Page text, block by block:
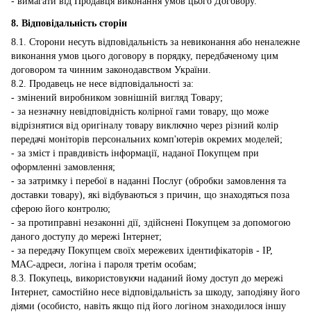
8. Відповідальність сторін
8.1. Сторони несуть відповідальність за невиконання або неналежне
виконання умов цього договору в порядку, передбаченому цим
договором та чинним законодавством України.
8.2. Продавець не несе відповідальності за:
- змінений виробником зовнішній вигляд Товару;
- за незначну невідповідність колірної гами товару, що може
відрізнятися від оригіналу товару виключно через різний колір
передачі моніторів персональних комп'ютерів окремих моделей;
- за зміст і правдивість інформації, наданої Покупцем при
оформленні замовлення;
- за затримку і перебої в наданні Послуг (обробки замовлення та
доставки товару), які відбуваються з причин, що знаходяться поза
сферою його контролю;
- за протиправні незаконні дії, здійснені Покупцем за допомогою
даного доступу до мережі Інтернет;
- за передачу Покупцем своїх мережевих ідентифікаторів - IP,
MAC-адреси, логіна і пароля третім особам;
8.3. Покупець, використовуючи наданий йому доступ до мережі
Інтернет, самостійно несе відповідальність за шкоду, заподіяну його
діями (особисто, навіть якщо під його логіном знаходилося іншу